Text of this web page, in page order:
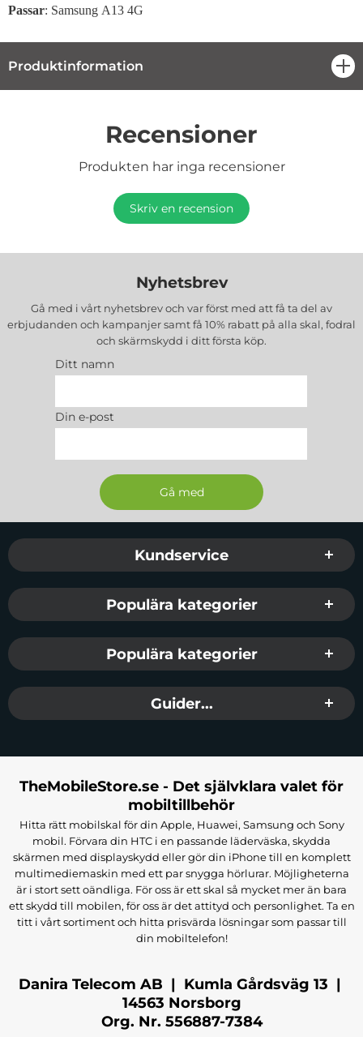
Passar: Samsung A13 4G
Produktinformation
Recensioner
Produkten har inga recensioner
Skriv en recension
Nyhetsbrev
Gå med i vårt nyhetsbrev och var först med att få ta del av
erbjudanden och kampanjer samt få 10% rabatt på alla skal, fodral
och skärmskydd i ditt första köp.
Ditt namn
Din e-post
Sidfot Blandad info och länkar
Kundservice
Populära kategorier
Populära kategorier
Guider...
TheMobileStore.se - Det självklara valet för
mobiltillbehör
Hitta rätt mobilskal för din Apple, Huawei, Samsung och Sony
mobil. Förvara din HTC i en passande läderväska, skydda
skärmen med displayskydd eller gör din iPhone till en komplett
multimediemaskin med ett par snygga hörlurar. Möjligheterna
är i stort sett oändliga. För oss är ett skal så mycket mer än bara
ett skydd till mobilen, för oss är det attityd och personlighet. Ta en
titt i vårt sortiment och hitta prisvärda lösningar som passar till
din mobiltelefon!
Danira Telecom AB | Kumla Gårdsväg 13 |
14563 Norsborg
Org. Nr. 556887-7384